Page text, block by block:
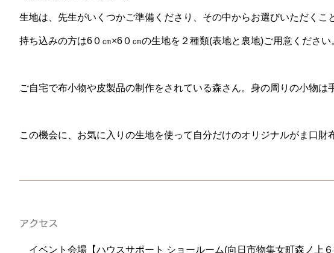
生地は、先生がいくつかご準備くださり、その中からお選びいただくこ
持ち込みの方は6０㎝×6０㎝の生地を２種類(表地と裏地)ご用意ください
ご自宅で布小物や皮製品の制作をされている森さん。身の周りの小物
この機会に、お気に入りの生地を使って自分だけのオリジナルがま口
アクセス
イベント会場【ハウスサポート ショールーム(向日市物集女町森ノ上６